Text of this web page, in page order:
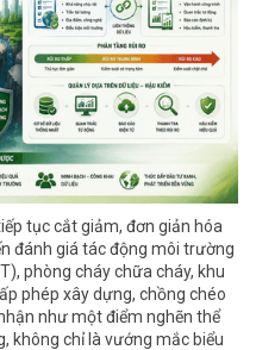
tục cắt giảm, đơn giản hóa
đánh giá tác động môi trường
phòng cháy chữa cháy, khu
phép xây dựng, chồng chéo
như một điểm nghẽn thể
không chỉ là vướng mắc biểu